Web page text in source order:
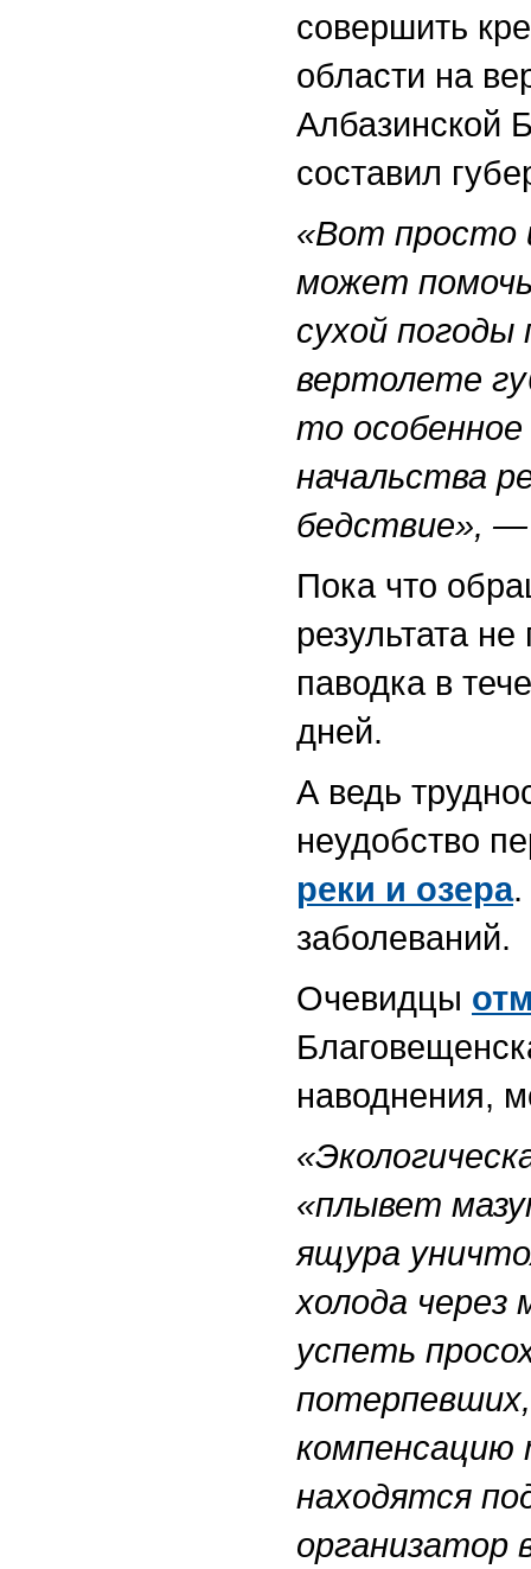
совершить
области на
Албазинской
составил
«Вот просто
может
сухой
вертолете
то
начальства
бедствие»,
Пока что
результата
паводка в
дней.
А ведь
неудобство
реки и озера.
заболеваний.
Очевидцы
наводнения,
«плывет
ящура
холода
успеть
находятся
организатор